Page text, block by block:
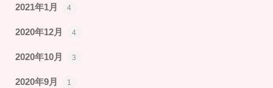
2021年1月 4
2020年12月 4
2020年10月 3
2020年9月 1